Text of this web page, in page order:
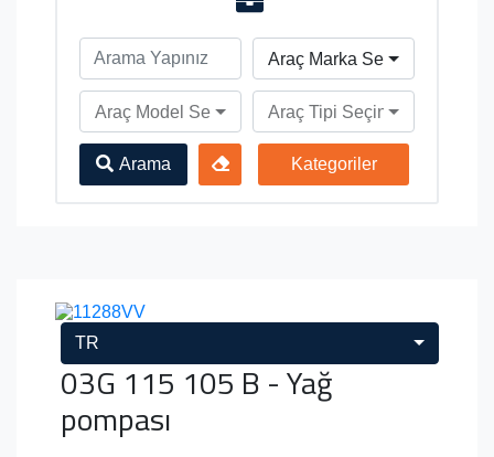
Araç Marka Seçiniz
Araç Model Seçiniz Araç Tipi Seçiniz
Arama Kategoriler
TR
03G 115 105 B - Yağ
pompası